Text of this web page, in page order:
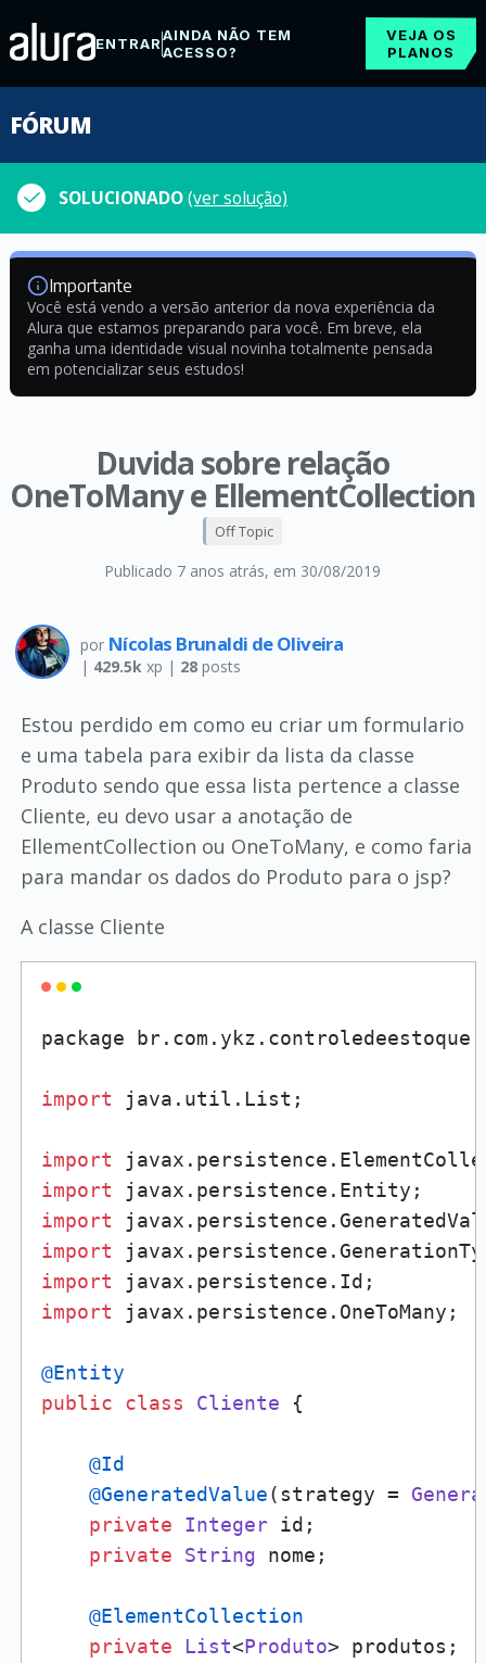
ENTRARAINDA NÃO TEM
ACESSO?
VEJA OS
PLANOS
FÓRUM
SOLUCIONADO(ver solução)
Importante
Você está vendo a versão anterior da nova experiência da
Alura que estamos preparando para você. Em breve, ela
ganha uma identidade visual novinha totalmente pensada
em potencializar seus estudos!
Duvida sobre relação
OneToMany e EllementCollection
Publicado 7 anos atrás, em 30/08/2019
Off Topic
por Nícolas Brunaldi de Oliveira
| 429.5kxp | 28posts
Estou perdido em como eu criar um formulario
e uma tabela para exibir da lista da classe
Produto sendo que essa lista pertence a classe
Cliente, eu devo usar a anotação de
EllementCollection ou OneToMany, e como faria
para mandar os dados do Produto para o jsp?
A classe Cliente
package br. com . ykz . controledeestoque
import java. util . List ;
import javax. persistence .
import javax. persistence . Entity
import javax. persistence .
import javax. persistence .
import javax. persistence . Id
import javax. persistence . OneToMany ;
@Entity
public
class Cliente {
@Id
@GeneratedValue(strategy =
private
Integer id;
private
String nome;
@ElementCollection
private
List<Produto> produtos;